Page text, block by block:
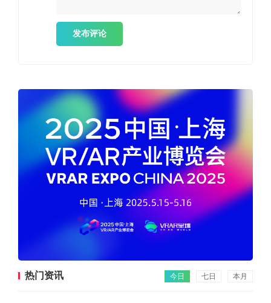
发布评论
热门资讯 今日 七日 本月